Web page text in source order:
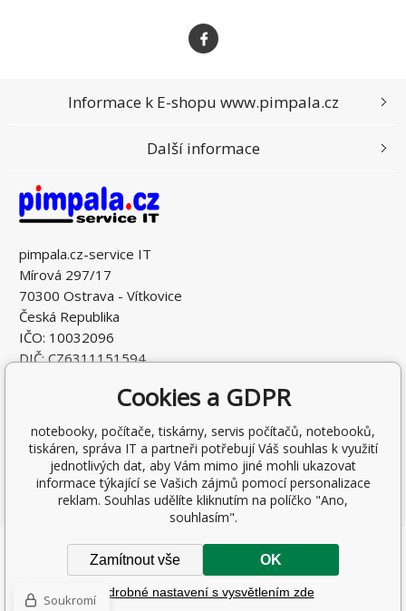
pimpala.cz-service IT
Mírová 297/17
70300 Ostrava - Vítkovice
Česká Republika
IČO: 10032096
DIČ: CZ6311151594
Informace k E-shopu www.pimpala.cz
Další informace
Copyright © 2026 Ing. Antonín Pohludka
Všechna práva vyhrazena.
Tvorba a pronájem eshopů BINARGON.cz-Mapa stránek
Cookies a GDPR
notebooky, počítače, tiskárny, servis počítačů, notebooků,
tiskáren, správa IT a partneři potřebují Váš souhlas k využití
jednotlivých dat, aby Vám mimo jiné mohli ukazovat
informace týkající se Vašich zájmů pomocí personalizace
reklam. Souhlas udělíte kliknutím na políčko "Ano,
souhlasím".
Zamítnout vše OK
Podrobné nastavení s vysvětlením zde
Soukromí